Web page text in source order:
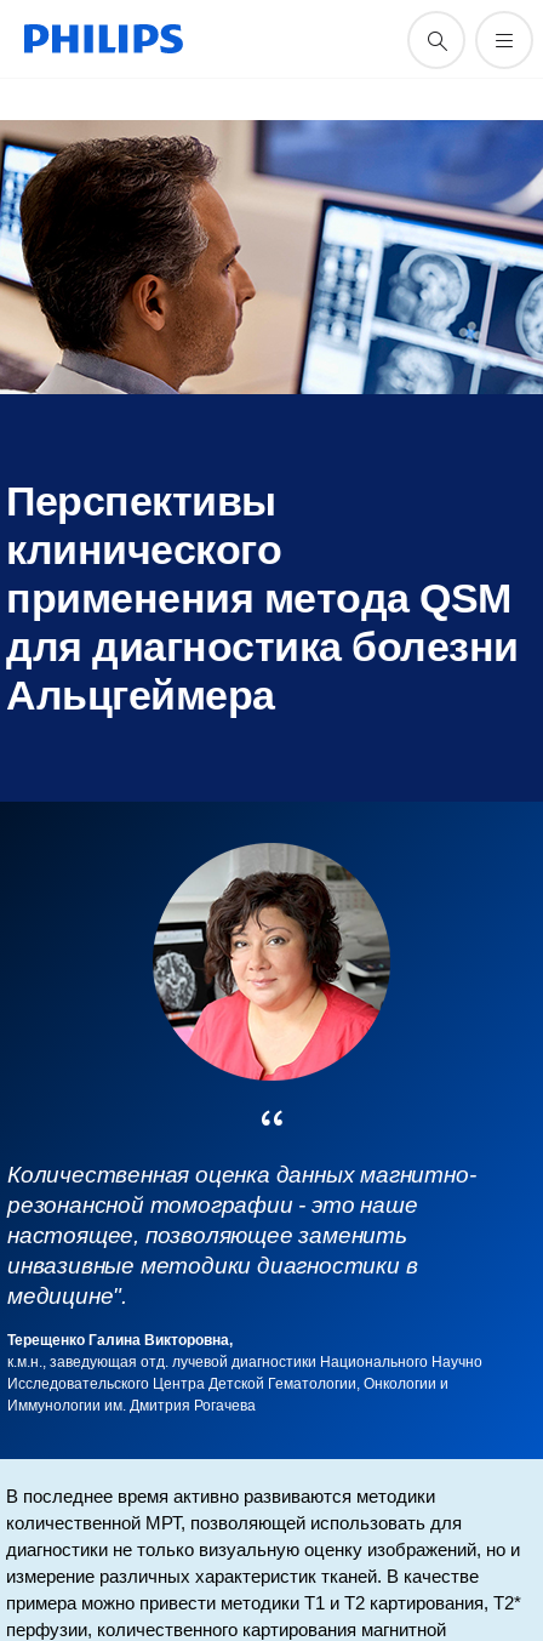
Перспективы
клинического
применения метода QSM
для диагностика болезни
Альцгеймера
Количественная оценка данных магнитно-
резонансной томографии - это наше
настоящее, позволяющее заменить
инвазивные методики диагностики в
медицине".
Терещенко Галина Викторовна,
к.м.н., заведующая отд. лучевой диагностики Национального Научно
Исследовательского Центра Детской Гематологии, Онкологии и
Иммунологии им. Дмитрия Рогачева
В последнее время активно развиваются методики
количественной МРТ, позволяющей использовать для
диагностики не только визуальную оценку изображений, но и
измерение различных характеристик тканей. В качестве
примера можно привести методики T1 и T2 картирования, T2*
перфузии, количественного картирования магнитной